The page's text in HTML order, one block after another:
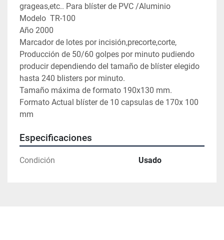
grageas,etc.. Para blíster de PVC /Aluminio
Modelo  TR-100
Año 2000
Marcador de lotes por incisión,precorte,corte,
Producción de 50/60 golpes por minuto pudiendo
producir dependiendo del tamaño de blíster elegido
hasta 240 blisters por minuto.
Tamaño máxima de formato 190x130 mm.
Formato Actual blíster de 10 capsulas de 170x 100
mm
Especificaciones
Condición Usado